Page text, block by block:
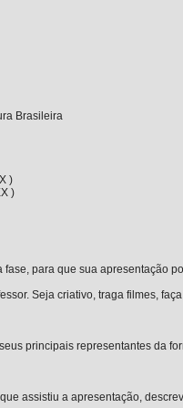
Brasileira
)
)
para que sua apresentação
Seja criativo, traga filmes,
principais representantes da
assistiu a apresentação,